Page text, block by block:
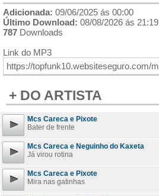
Adicionada: 09/06/2025 ás 00:00
Último Download: 08/08/2026 ás 21:19
787 Downloads
Link do MP3
+ DO ARTISTA
Mcs Careca e Pixote
Bater de frente
Mcs Careca e Neguinho do Kaxeta
Já virou rotina
Mcs Careca e Pixote
Mira nas gatinhas